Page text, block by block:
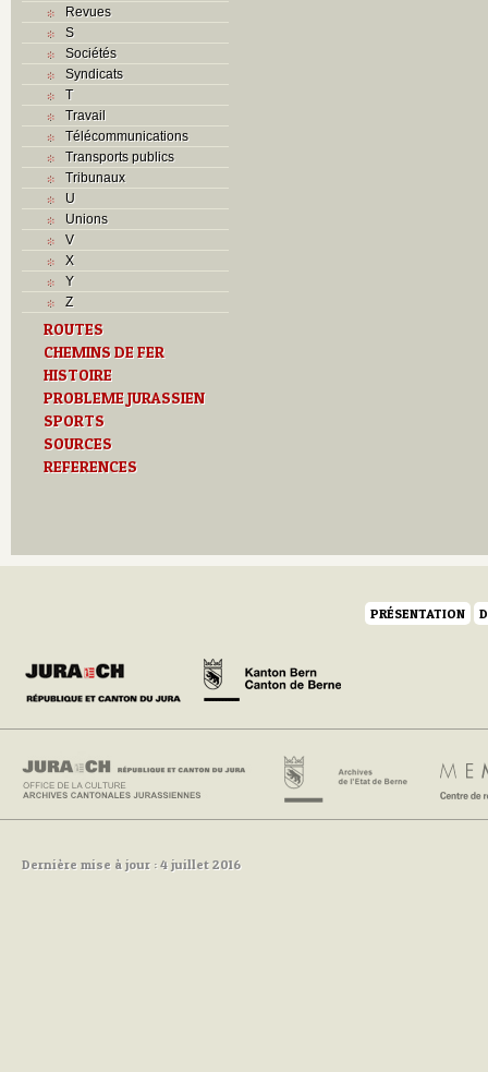
Revues
S
Sociétés
Syndicats
T
Travail
Télécommunications
Transports publics
Tribunaux
U
Unions
V
X
Y
Z
ROUTES
CHEMINS DE FER
HISTOIRE
PROBLEME JURASSIEN
SPORTS
SOURCES
REFERENCES
PRÉSENTATION
Dernière mise à jour : 4 juillet 2016